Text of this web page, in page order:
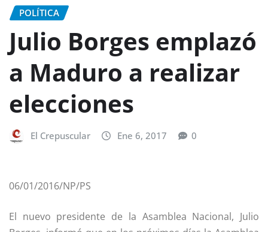
POLÍTICA
Julio Borges emplazó
a Maduro a realizar
elecciones
El Crepuscular Ene 6, 2017 0
06/01/2016/NP/PS
El nuevo presidente de la Asamblea Nacional, Julio